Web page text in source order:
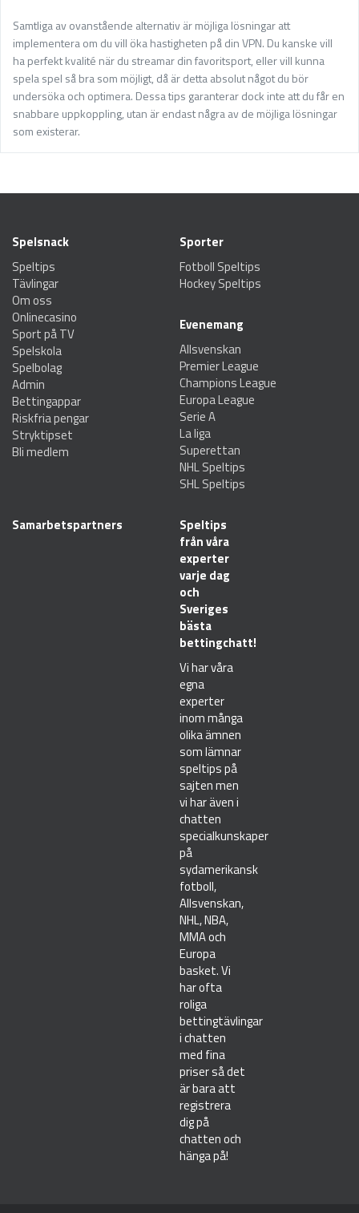
Samtliga av ovanstående alternativ är möjliga lösningar att
implementera om du vill öka hastigheten på din VPN. Du kanske vill
ha perfekt kvalité när du streamar din favoritsport, eller vill kunna
spela spel så bra som möjligt, då är detta absolut något du bör
undersöka och optimera. Dessa tips garanterar dock inte att du får en
snabbare uppkoppling, utan är endast några av de möjliga lösningar
som existerar.
Spelsnack
Speltips
Tävlingar
Om oss
Onlinecasino
Sport på TV
Spelskola
Spelbolag
Admin
Bettingappar
Riskfria pengar
Stryktipset
Bli medlem
Sporter
Fotboll Speltips
Hockey Speltips
Evenemang
Allsvenskan
Premier League
Champions League
Europa League
Serie A
La liga
Superettan
NHL Speltips
SHL Speltips
Samarbetspartners
Speltips
från våra
experter
varje dag
och
Sveriges
bästa
bettingchatt!
Vi har våra
egna
experter
inom många
olika ämnen
som lämnar
speltips på
sajten men
vi har även i
chatten
specialkunskaper
på
sydamerikansk
fotboll,
Allsvenskan,
NHL, NBA,
MMA och
Europa
basket. Vi
har ofta
roliga
bettingtävlingar
i chatten
med fina
priser så det
är bara att
registrera
dig på
chatten och
hänga på!